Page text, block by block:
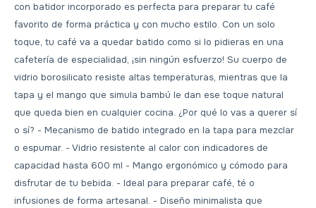
con batidor incorporado es perfecta para preparar tu café
favorito de forma práctica y con mucho estilo. Con un solo
toque, tu café va a quedar batido como si lo pidieras en una
cafetería de especialidad, ¡sin ningún esfuerzo! Su cuerpo de
vidrio borosilicato resiste altas temperaturas, mientras que la
tapa y el mango que simula bambú le dan ese toque natural
que queda bien en cualquier cocina. ¿Por qué lo vas a querer sí
o sí? - Mecanismo de batido integrado en la tapa para mezclar
o espumar. - Vidrio resistente al calor con indicadores de
capacidad hasta 600 ml - Mango ergonómico y cómodo para
disfrutar de tu bebida. - Ideal para preparar café, té o
infusiones de forma artesanal. - Diseño minimalista que